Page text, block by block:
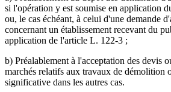
si l'opération y est soumise en application
ou, le cas échéant, à celui d'une demande
concernant un établissement recevant du
application de l'article L. 122-3 ;
b) Préalablement à l'acceptation des devis
marchés relatifs aux travaux de démolition
significative dans les autres cas.